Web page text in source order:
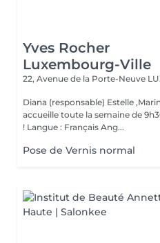
Yves Rocher
Luxembourg-Ville
22, Avenue de la Porte-Neuve
Diana (responsable) Estelle
accueille toute la semaine de
! Langue : Français Ang...
Pose de Vernis normal